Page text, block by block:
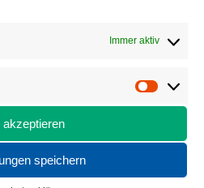
Immer aktiv
akzeptieren
speichern